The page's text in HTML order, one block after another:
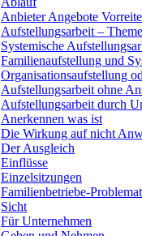
Anbieter Angebote
Aufstellungsarbeit –
Systemische
Familienaufstellung und
Organisationsaufstellung
Aufstellungsarbeit ohne
Aufstellungsarbeit durch
Anerkennen was ist
Die Wirkung auf nicht
Der Ausgleich
Einflüsse
Einzelsitzungen
Familienbetriebe-
Sicht
Für Unternehmen